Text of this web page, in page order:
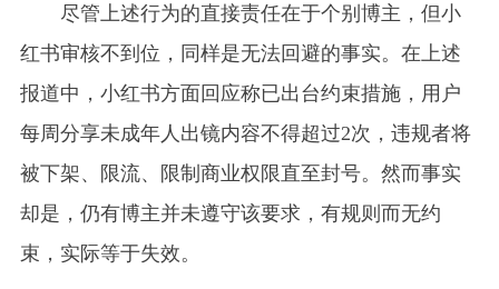
尽管上述行为的直接责任在于个别博主，但小
红书审核不到位，同样是无法回避的事实。在上述
报道中，小红书方面回应称已出台约束措施，用户
每周分享未成年人出镜内容不得超过2次，违规者将
被下架、限流、限制商业权限直至封号。然而事实
却是，仍有博主并未遵守该要求，有规则而无约
束，实际等于失效。